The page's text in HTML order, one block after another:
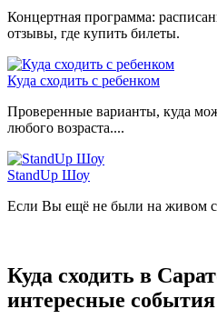
Концертная программа:
отзывы, где купить билеты.
Куда сходить с ребенком
Проверенные варианты, куда
любого возраста....
StandUp Шоу
Если Вы ещё не были на живом
Куда сходить в
интересные события